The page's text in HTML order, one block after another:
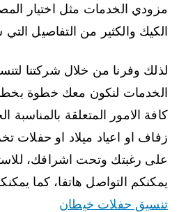
مزودي الخدمات مثل اختيار
الكيك والكثير من التفاصيل التي
لذلك وفرنا من خلال شركتنا
الخدمات لنكون معك خطوة
كافة الامور المتعلقة
زفاف او اعياد ميلاد او حفلات
على رغبتك وتحت اشرافك،
يمكنكم التواصل هاتفا، كما
تنسيق حفلات خيطان